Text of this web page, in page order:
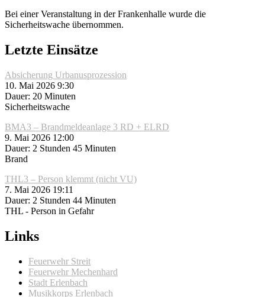
Bei einer Veranstaltung in der Frankenhalle wurde die
Sicherheitswache übernommen.
Letzte Einsätze
Absicherung Urbanusprozession
10. Mai 2026 9:30
Dauer: 20 Minuten
Sicherheitswache
BMA3 – Brandmeldeanlage 3 RD + ELRD
9. Mai 2026 12:00
Dauer: 2 Stunden 45 Minuten
Brand
THL3 – Person klemmt (nicht VU)
7. Mai 2026 19:11
Dauer: 2 Stunden 44 Minuten
THL - Person in Gefahr
Links
Feuerwehr Streit
Feuerwehr Mechenhard
Stadt Erlenbach
Musikkorps Erlenbach